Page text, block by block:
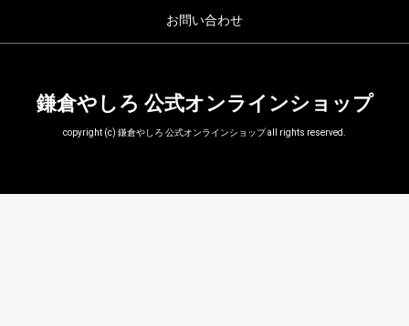
お問い合わせ
鎌倉やしろ 公式オンラインショップ
copyright (c) 鎌倉やしろ 公式オンラインショップ all rights reserved.